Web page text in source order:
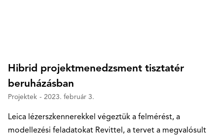
Hibrid projektmenedzsment tisztatér
beruházásban
Projektek - 2023. február 3.
Leica lézerszkennerekkel végeztük a felmérést, a
modellezési feladatokat Revittel, a tervet a megvalósult